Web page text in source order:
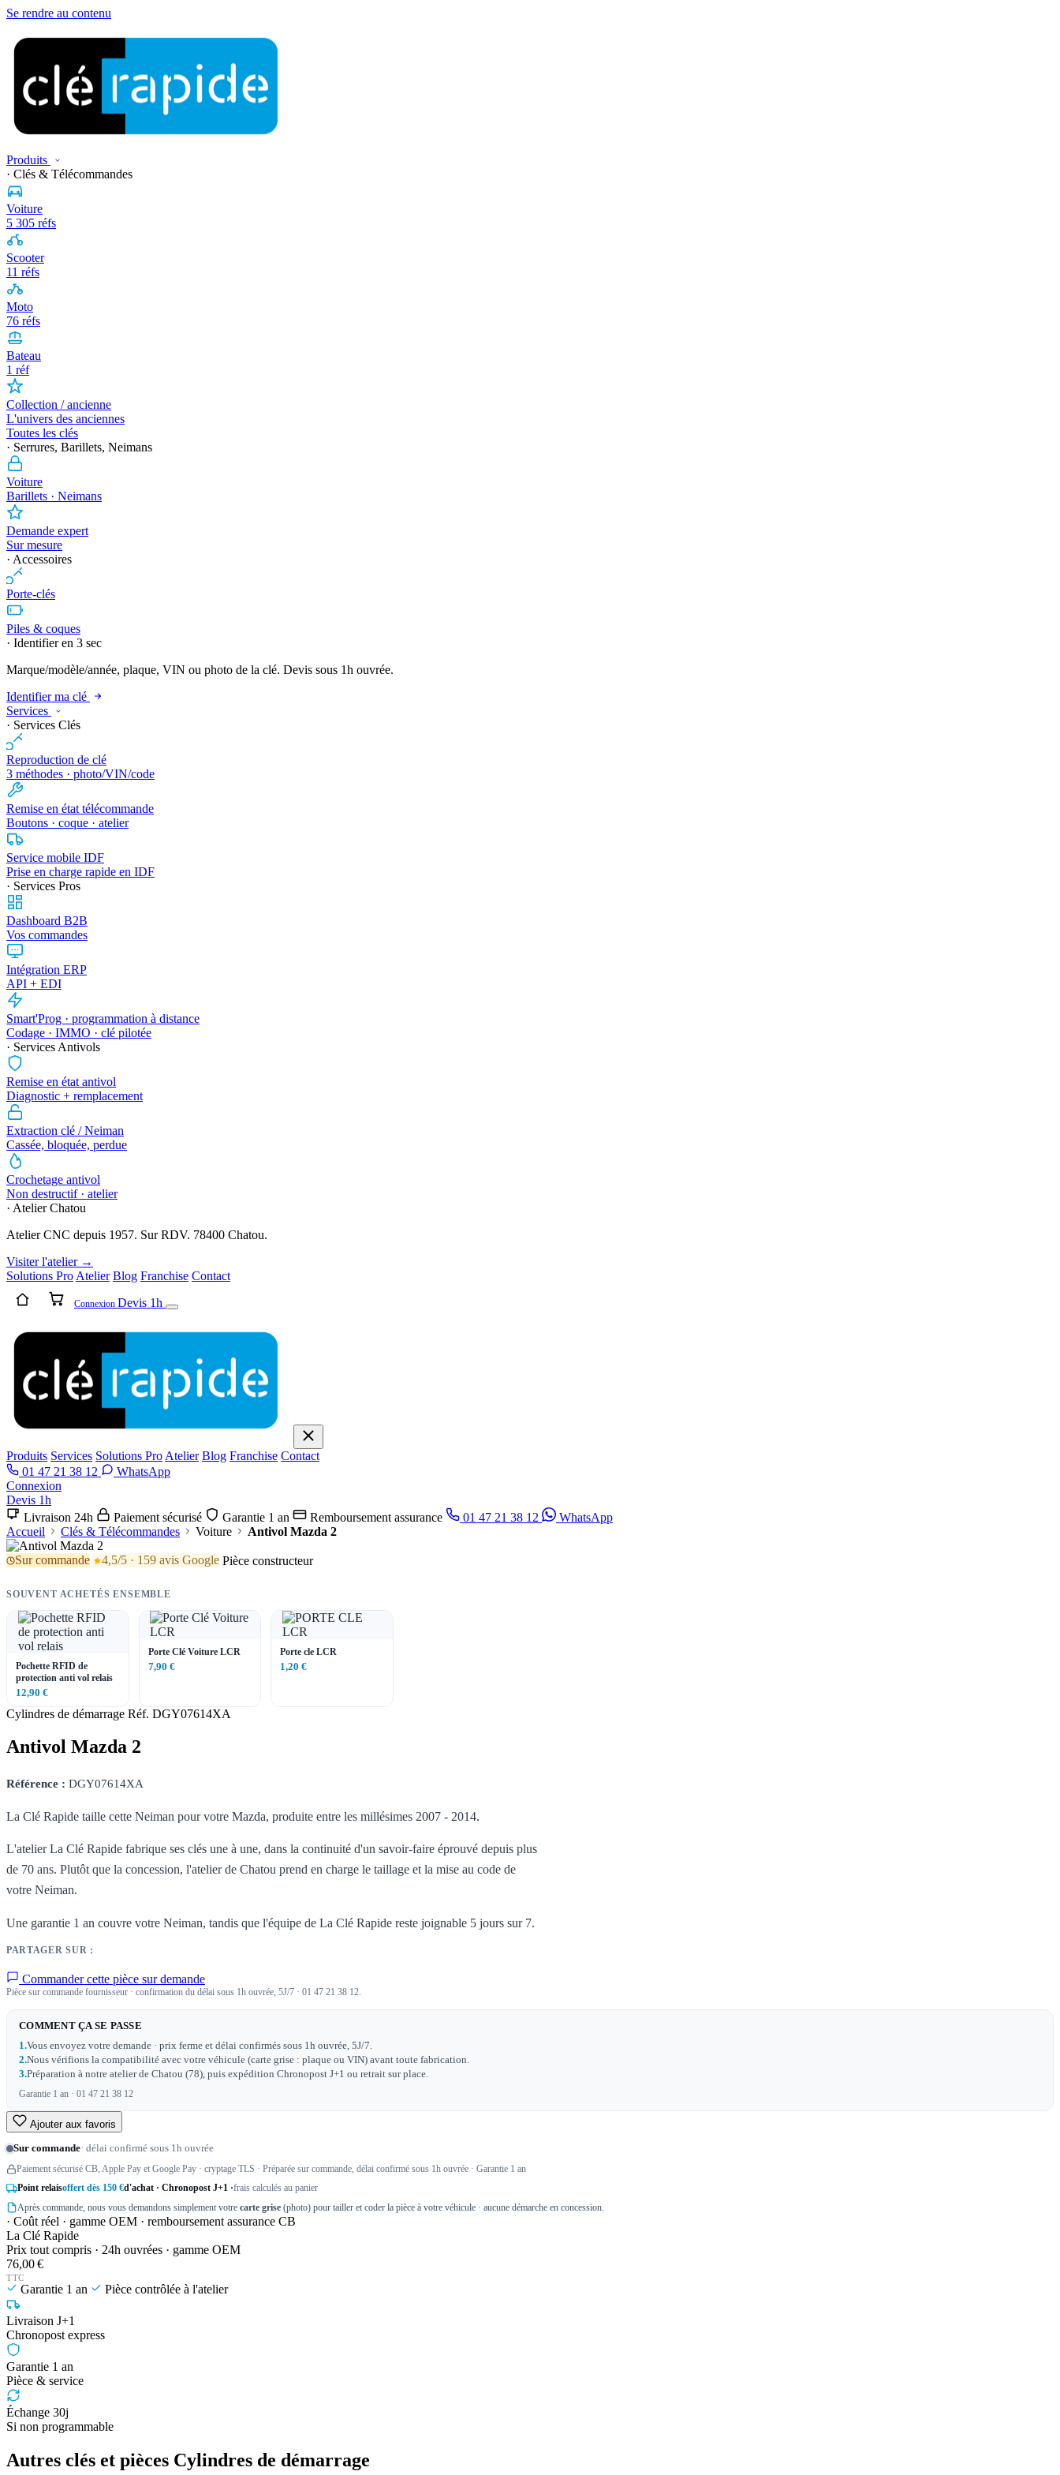
Se rendre au contenu
Produits
· Clés & Télécommandes
Voiture
5 305 réfs
Scooter
11 réfs
Moto
76 réfs
Bateau
1 réf
Collection / ancienne
L'univers des anciennes
Toutes les clés
· Serrures, Barillets, Neimans
Voiture
Barillets · Neimans
Demande expert
Sur mesure
· Accessoires
Porte-clés
Piles & coques
· Identifier en 3 sec
Marque/modèle/année, plaque, VIN ou photo de la clé. Devis sous 1h ouvrée.
Identifier ma clé
Services
· Services Clés
Reproduction de clé
3 méthodes · photo/VIN/code
Remise en état télécommande
Boutons · coque · atelier
Service mobile IDF
Prise en charge rapide en IDF
· Services Pros
Dashboard B2B
Vos commandes
Intégration ERP
API + EDI
Smart'Prog · programmation à distance
Codage · IMMO · clé pilotée
· Services Antivols
Remise en état antivol
Diagnostic + remplacement
Extraction clé / Neiman
Cassée, bloquée, perdue
Crochetage antivol
Non destructif · atelier
· Atelier Chatou
Atelier CNC depuis 1957. Sur RDV. 78400 Chatou.
Visiter l'atelier →
Solutions Pro Atelier Blog Franchise Contact
Connexion Devis 1h
Produits Services Solutions Pro Atelier Blog Franchise Contact
01 47 21 38 12
WhatsApp
Connexion
Devis 1h
Livraison 24h
Paiement sécurisé Garantie 1 an Remboursement assurance 01 47 21 38 12
WhatsApp
Accueil
Clés & Télécommandes Voiture Antivol Mazda 2
Sur commande 4,5/5 · 159 avis Google Pièce constructeur
SOUVENT ACHETÉS ENSEMBLE
Pochette RFID de
protection anti vol relais
12,90 €
Porte Clé Voiture LCR
7,90 €
Porte cle LCR
1,20 €
Cylindres de démarrage Réf. DGY07614XA
Antivol Mazda 2
Référence : DGY07614XA
La Clé Rapide taille cette Neiman pour votre Mazda, produite entre les millésimes 2007 - 2014.
L'atelier La Clé Rapide fabrique ses clés une à une, dans la continuité d'un savoir-faire éprouvé depuis plus
de 70 ans. Plutôt que la concession, l'atelier de Chatou prend en charge le taillage et la mise au code de
votre Neiman.
Une garantie 1 an couvre votre Neiman, tandis que l'équipe de La Clé Rapide reste joignable 5 jours sur 7.
PARTAGER SUR :
Commander cette pièce sur demande
Pièce sur commande fournisseur · confirmation du délai sous 1h ouvrée, 5J/7 · 01 47 21 38 12.
COMMENT ÇA SE PASSE
1.Vous envoyez votre demande · prix ferme et délai confirmés sous 1h ouvrée, 5J/7.
2.Nous vérifions la compatibilité avec votre véhicule (carte grise : plaque ou VIN) avant toute fabrication.
3.Préparation à notre atelier de Chatou (78), puis expédition Chronopost J+1 ou retrait sur place.
Garantie 1 an · 01 47 21 38 12
Ajouter aux favoris
Sur commande· délai confirmé sous 1h ouvrée
Paiement sécurisé CB, Apple Pay et Google Pay · cryptage TLS · Préparée sur commande, délai confirmé sous 1h ouvrée · Garantie 1 an
Point relaisoffert dès 150 €d'achat · Chronopost J+1 ·frais calculés au panier
Après commande, nous vous demandons simplement votre carte grise (photo) pour tailler et coder la pièce à votre véhicule · aucune démarche en concession.
· Coût réel · gamme OEM · remboursement assurance CB
La Clé Rapide
Prix tout compris · 24h ouvrées · gamme OEM
76,00 €
TTC
Garantie 1 an Pièce contrôlée à l'atelier
Livraison J+1
Chronopost express
Garantie 1 an
Pièce & service
Échange 30j
Si non programmable
Autres clés et pièces Cylindres de démarrage